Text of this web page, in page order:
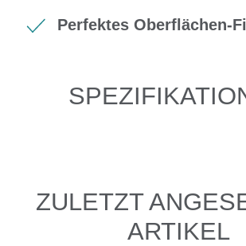
Perfektes Oberflächen-
ZULETZT
ARTIKEL